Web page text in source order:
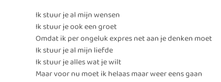
Ik stuur je al mijn wensen
Ik stuur je ook een groet
Omdat ik per ongeluk expres net aan je denken moet
Ik stuur je al mijn liefde
Ik stuur je alles wat je wilt
Maar voor nu moet ik helaas maar weer eens gaan